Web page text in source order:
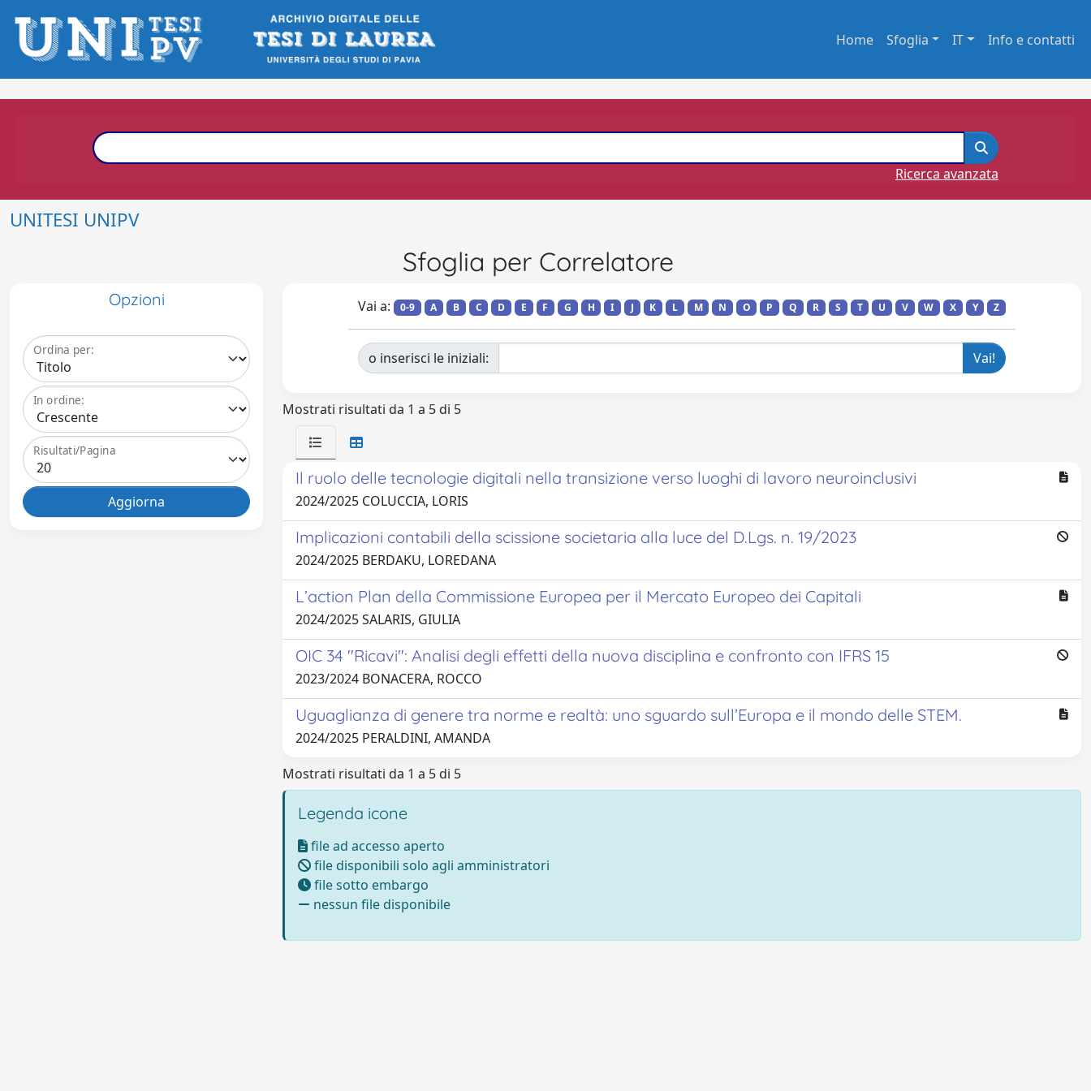
Home Sfoglia IT Info e contatti
Ricerca avanzata
UNITESI UNIPV
Sfoglia per Correlatore
Opzioni
Ordina per:
In ordine:
Risultati/Pagina
Vai a: 0-9 A B C D E F G H I J K L M N O P Q R S T U V W X Y Z
o inserisci le iniziali:
Mostrati risultati da 1 a 5 di 5
Il ruolo delle tecnologie digitali nella transizione verso luoghi di lavoro neuroinclusivi
2024/2025 COLUCCIA, LORIS
Implicazioni contabili della scissione societaria alla luce del D.Lgs. n. 19/2023
2024/2025 BERDAKU, LOREDANA
L’action Plan della Commissione Europea per il Mercato Europeo dei Capitali
2024/2025 SALARIS, GIULIA
OIC 34 "Ricavi": Analisi degli effetti della nuova disciplina e confronto con IFRS 15
2023/2024 BONACERA, ROCCO
Uguaglianza di genere tra norme e realtà: uno sguardo sull’Europa e il mondo delle STEM.
2024/2025 PERALDINI, AMANDA
Mostrati risultati da 1 a 5 di 5
Legenda icone
file ad accesso aperto
file disponibili solo agli amministratori
file sotto embargo
nessun file disponibile